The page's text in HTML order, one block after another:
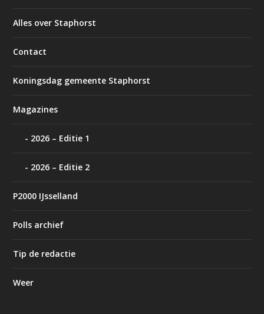
Alles over Staphorst
Contact
Koningsdag gemeente Staphorst
Magazines
2026 – Editie 1
2026 – Editie 2
P2000 IJsselland
Polls archief
Tip de redactie
Weer